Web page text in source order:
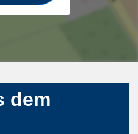
dem